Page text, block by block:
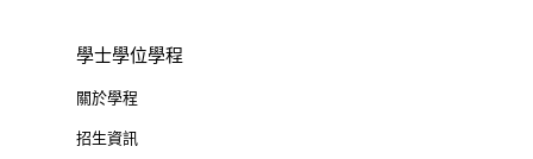
學士學位學程
關於學程
招生資訊